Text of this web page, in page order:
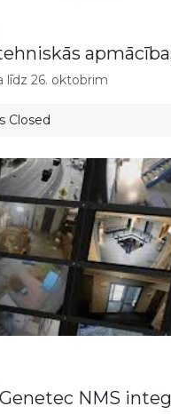
līdz 26. oktobrim
Closed
NMS